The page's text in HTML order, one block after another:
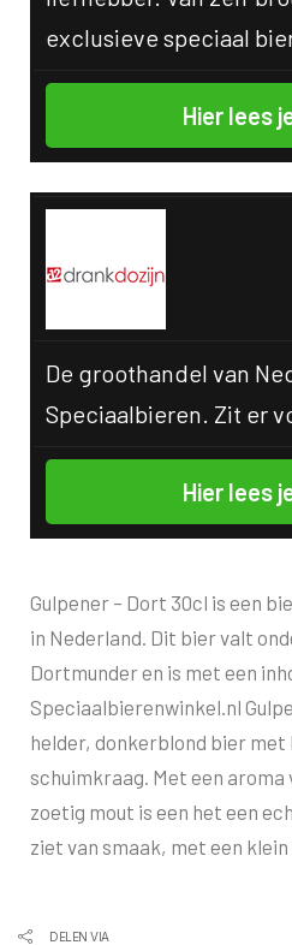
exclusieve speciaal
Hier lees
De groothandel van
Speciaalbieren. Zit er
Hier lees
Gulpener – Dort 30cl is een
in Nederland. Dit bier valt
Dortmunder en is met een
Speciaalbierenwinkel.nl
helder, donkerblond bier
schuimkraag. Met een aroma
zoetig mout is een het een
ziet van smaak, met een
DELEN VIA